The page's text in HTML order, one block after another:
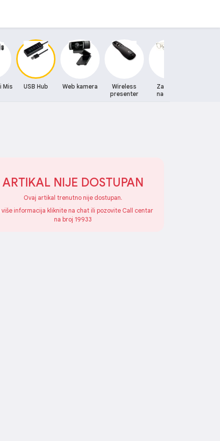
Mis USB Hub Web kamera
Wireless
presenter
Zastitne
naocare
ARTIKAL NIJE DOSTUPAN
Ovaj artikal trenutno nije dostupan.
više informacija kliknite na chat ili pozovite Call centar
na broj 19933